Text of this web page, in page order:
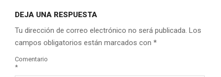
DEJA UNA RESPUESTA
Tu dirección de correo electrónico no será publicada. Los
campos obligatorios están marcados con *
Comentario
*